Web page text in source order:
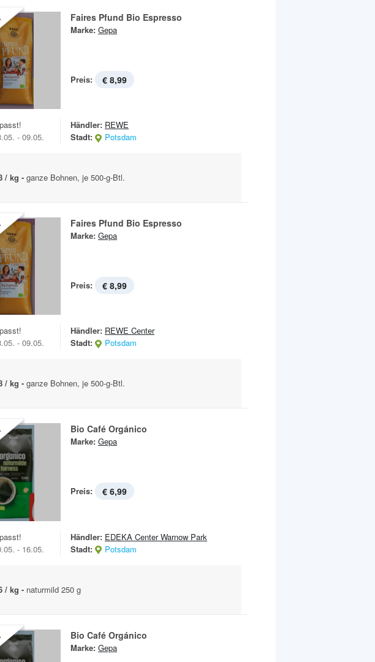
Faires Pfund Bio Espresso
Marke: Gepa
Preis: € 8,99
- 09.05.
Händler: REWE
Stadt:
Potsdam
/ kg - ganze Bohnen, je 500-g-Btl.
Faires Pfund Bio Espresso
Marke: Gepa
Preis: € 8,99
- 09.05.
Händler: REWE Center
Stadt:
Potsdam
/ kg - ganze Bohnen, je 500-g-Btl.
Bio Café Orgánico
Marke: Gepa
Preis: € 6,99
- 16.05.
Händler: EDEKA Center Warnow Park
Stadt:
Potsdam
/ kg - naturmild 250 g
Bio Café Orgánico
Marke: Gepa